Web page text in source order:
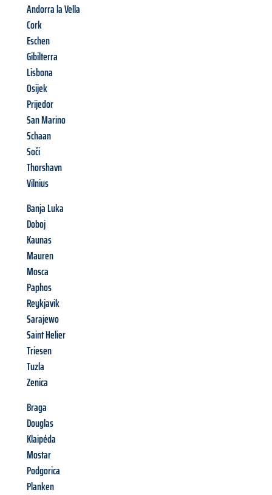
Andorra la Vella
Cork
Eschen
Gibilterra
Lisbona
Osijek
Prijedor
San Marino
Schaan
Soči
Thorshavn
Vilnius
Banja Luka
Doboj
Kaunas
Mauren
Mosca
Paphos
Reykjavik
Sarajewo
Saint Helier
Triesen
Tuzla
Zenica
Braga
Douglas
Klaipéda
Mostar
Podgorica
Planken